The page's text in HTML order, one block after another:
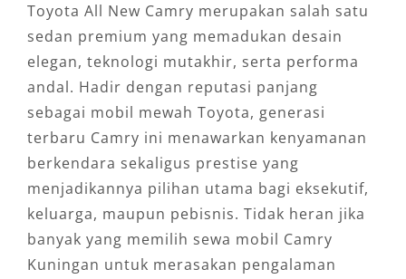
Toyota All New Camry merupakan salah satu
sedan premium yang memadukan desain
elegan, teknologi mutakhir, serta performa
andal. Hadir dengan reputasi panjang
sebagai mobil mewah Toyota, generasi
terbaru Camry ini menawarkan kenyamanan
berkendara sekaligus prestise yang
menjadikannya pilihan utama bagi eksekutif,
keluarga, maupun pebisnis. Tidak heran jika
banyak yang memilih sewa mobil Camry
Kuningan untuk merasakan pengalaman